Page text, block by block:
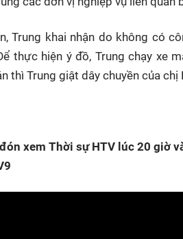
Trung khai nhận do không có
thực hiện ý đồ, Trung chạy xe
thì Trung giật dây chuyền của chị
xem Thời sự HTV lúc 20 giờ